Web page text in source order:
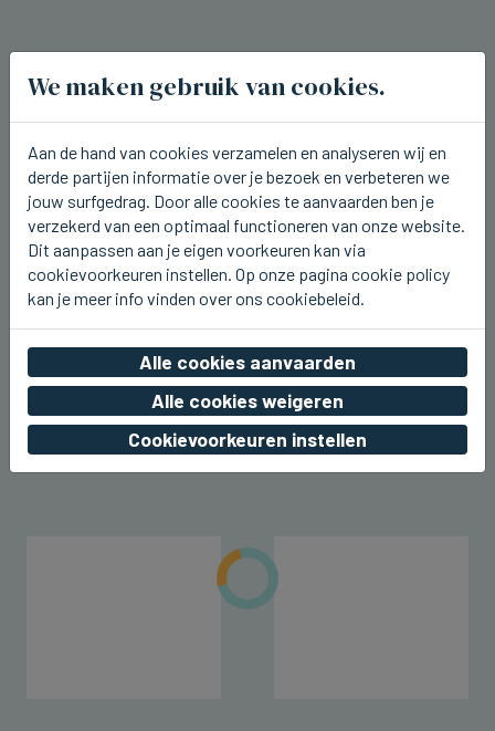
LOPPEM
Loppem Leeft start vandaag
vr 07 augustus 2026, 11:44
We maken gebruik van cookies.
Aan de hand van cookies verzamelen en analyseren wij en
derde partijen informatie over je bezoek en verbeteren we
jouw surfgedrag. Door alle cookies te aanvaarden ben je
verzekerd van een optimaal functioneren van onze website.
Dit aanpassen aan je eigen voorkeuren kan via
cookievoorkeuren instellen. Op onze pagina cookie policy
kan je meer info vinden over ons cookiebeleid.
Alle cookies aanvaarden
Alle cookies weigeren
Cookievoorkeuren instellen